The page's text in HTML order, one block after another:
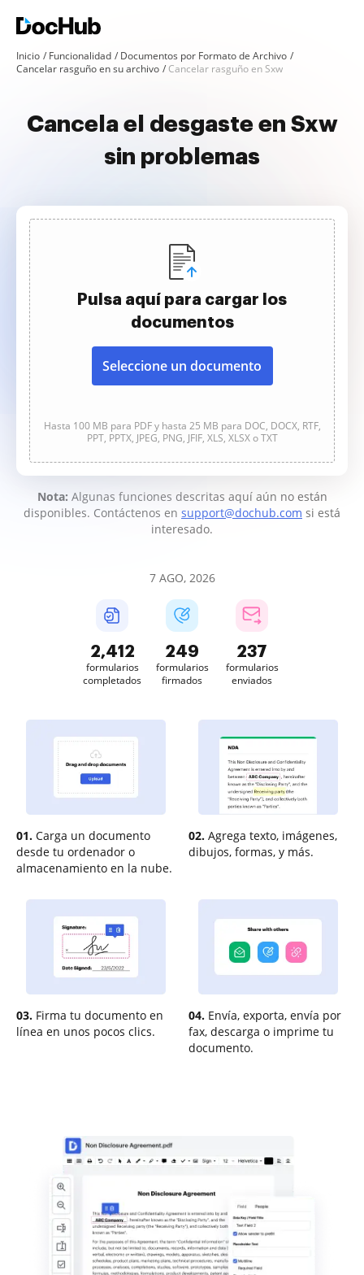
Inicio Funcionalidad
Documentos por Formato de Archivo
Cancelar rasguño en su archivo
Cancelar rasguño en Sxw
Cancela el desgaste en Sxw
sin problemas
Pulsa aquí para cargar los
documentos
Seleccione un documento
Hasta 100 MB para PDF y hasta 25 MB para DOC, DOCX, RTF,
PPT, PPTX, JPEG, PNG, JFIF, XLS, XLSX o TXT
Nota: Algunas funciones descritas aquí aún no están
disponibles. Contáctenos en support@dochub.com si está
interesado.
7 AGO, 2026
2,413
formularios
completados
249
formularios
firmados
237
formularios
enviados
01. Carga un documento
desde tu ordenador o
almacenamiento en la nube.
02. Agrega texto, imágenes,
dibujos, formas, y más.
03. Firma tu documento en
línea en unos pocos clics.
04. Envía, exporta, envía por
fax, descarga o imprime tu
documento.